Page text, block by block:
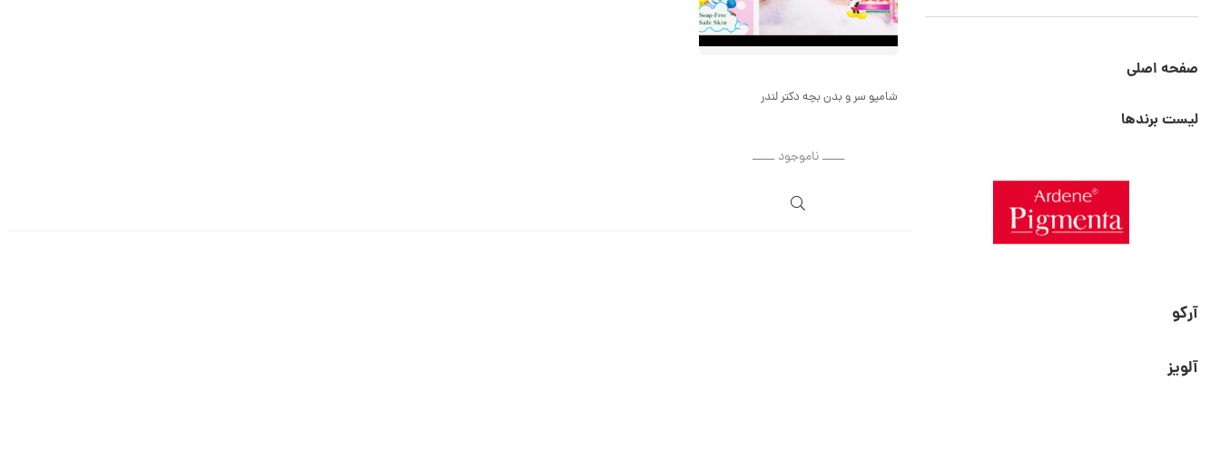
صفحه اصلی
لیست برندها
آرکو
آلویز
شامپو سر و بدن بچه دکتر لندر
ــــــ ناموجود ــــــ